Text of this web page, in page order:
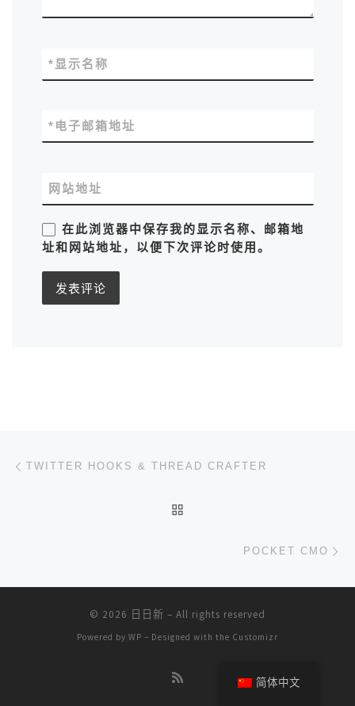
显示名称
*
电子邮箱地址
*
网站地址
在此浏览器中保存我的显示名称、邮箱地
址和网站地址，以便下次评论时使用。
文章导航
TWITTER HOOKS & THREAD CRAFTER
POCKET CMO
© 2026 日日新 – All rights reserved
Powered by WP – Designed with the Customizr
简体中文